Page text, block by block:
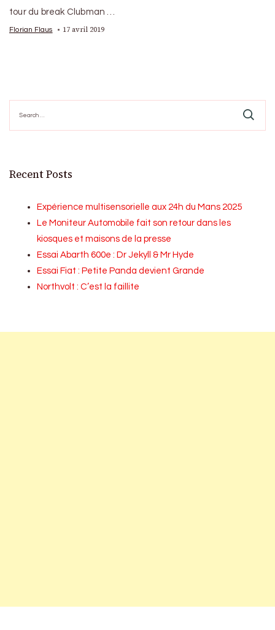
tour du break Clubman …
Florian Flaus 17 avril 2019
for:
Recent Posts
Expérience multisensorielle aux 24h du Mans 2025
Le Moniteur Automobile fait son retour dans les
kiosques et maisons de la presse
Essai Abarth 600e : Dr Jekyll & Mr Hyde
Essai Fiat : Petite Panda devient Grande
Northvolt : C’est la faillite